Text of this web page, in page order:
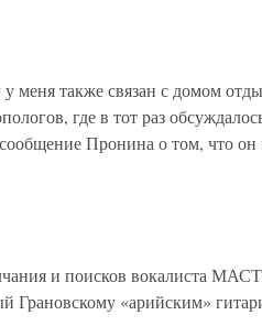
меня также связан с домом
где в тот раз
Пронина о том, что
и поисков вокалиста
Грановскому «арийским»